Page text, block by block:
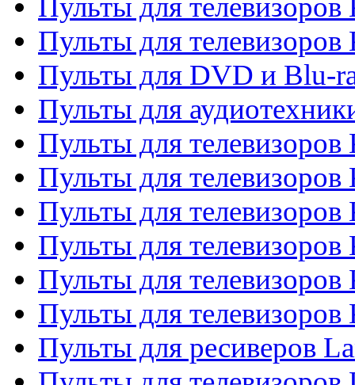
Пульты для телевизоров
Пульты для телевизоров
Пульты для DVD и Blu-
Пульты для
Пульты для
Пульты для телевизоров
Пульты для телевизоров
Пульты для телевизоров
Пульты для
Пульты для
Пульты для ресиверов